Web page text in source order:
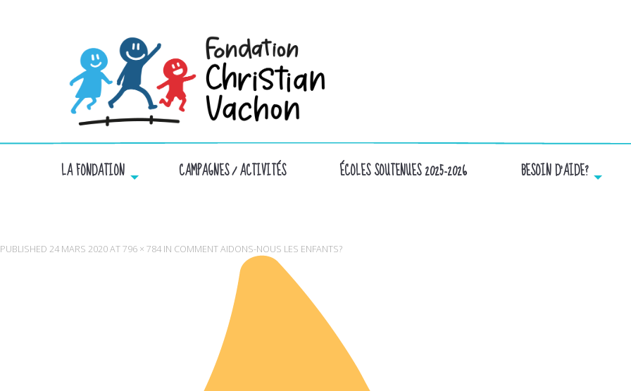
LA FONDATION CAMPAGNES / ACTIVITÉS ÉCOLES SOUTENUES 2025-2026 BESOIN D’AIDE?
PUBLISHED 24 MARS 2020AT796 × 784 IN COMMENT AIDONS-NOUS LES ENFANTS?